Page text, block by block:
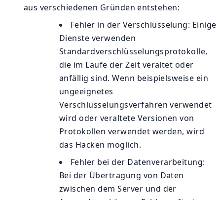
aus verschiedenen Gründen entstehen:
Fehler in der Verschlüsselung: Einige
Dienste verwenden
Standardverschlüsselungsprotokolle,
die im Laufe der Zeit veraltet oder
anfällig sind. Wenn beispielsweise ein
ungeeignetes
Verschlüsselungsverfahren verwendet
wird oder veraltete Versionen von
Protokollen verwendet werden, wird
das Hacken möglich.
Fehler bei der Datenverarbeitung:
Bei der Übertragung von Daten
zwischen dem Server und der